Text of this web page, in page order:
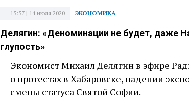
ЭКОНОМИКА
15:57 | 14 июля 2020
Делягин: «Деноминации не будет, даже
глупость»
Экономист Михаил Делягин в эфире
о протестах в Хабаровске, падении
смены статуса Святой Софии.